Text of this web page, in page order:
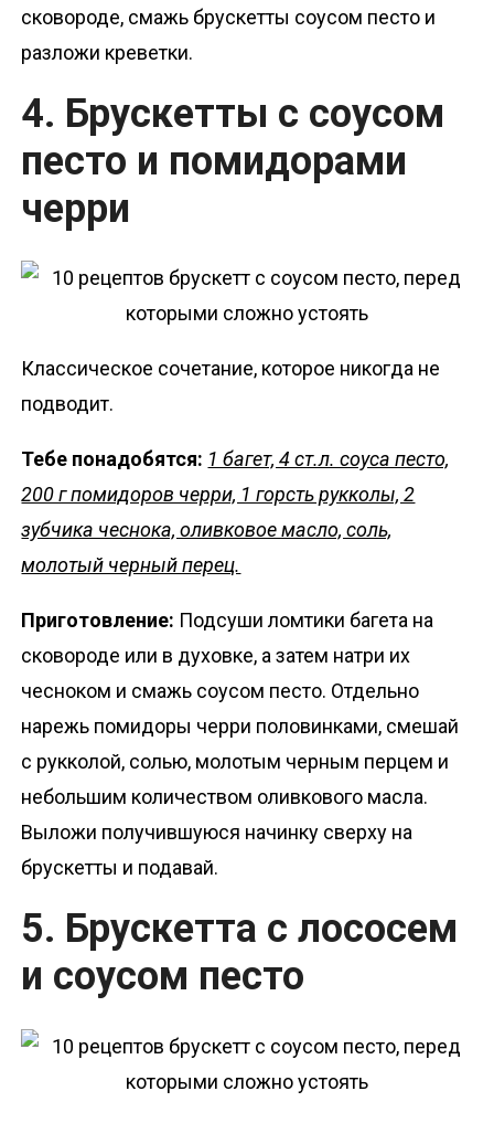
сковороде, смажь брускетты соусом песто и
разложи креветки.
4. Брускетты с соусом
песто и помидорами
черри
Классическое сочетание, которое никогда не
подводит.
Тебе понадобятся: 1 багет, 4 ст.л. соуса песто,
200 г помидоров черри, 1 горсть рукколы, 2
зубчика чеснока, оливковое масло, соль,
молотый черный перец.
Приготовление: Подсуши ломтики багета на
сковороде или в духовке, а затем натри их
чесноком и смажь соусом песто. Отдельно
нарежь помидоры черри половинками, смешай
с рукколой, солью, молотым черным перцем и
небольшим количеством оливкового масла.
Выложи получившуюся начинку сверху на
брускетты и подавай.
5. Брускетта с лососем
и соусом песто